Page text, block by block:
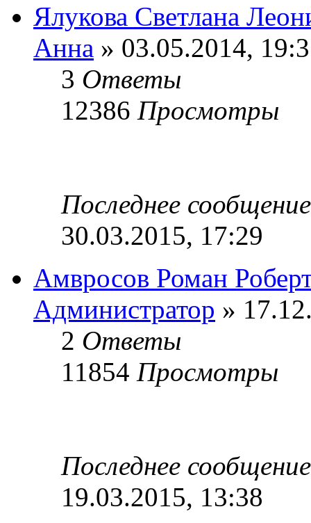
Ялукова Светлана
Анна » 03.05.2014,
3 Ответы
12386 Просмотры
Последнее
30.03.2015, 17:29
Амвросов Роман
Администратор »
2 Ответы
11854 Просмотры
Последнее
19.03.2015, 13:38